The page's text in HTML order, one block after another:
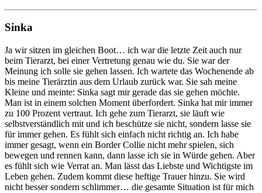
Sinka
Ja wir sitzen im gleichen Boot… ich war die letzte Zeit auch nur
beim Tierarzt, bei einer Vertretung genau wie du. Sie war der
Meinung ich solle sie gehen lassen. Ich wartete das Wochenende ab
bis meine Tierärztin aus dem Urlaub zurück war. Sie sah meine
Kleine und meinte: Sinka sagt mir gerade das sie gehen möchte.
Man ist in einem solchen Moment überfordert. Sinka hat mir immer
zu 100 Prozent vertraut. Ich gehe zum Tierarzt, sie läuft wie
selbstverständlich mit und ich beschütze sie nicht, sondern lasse sie
für immer gehen. Es fühlt sich einfach nicht richtig an. Ich habe
immer gesagt, wenn ein Border Collie nicht mehr spielen, sich
bewegen und rennen kann, dann lasse ich sie in Würde gehen. Aber
es fühlt sich wie Verrat an. Man lässt das Liebste und Wichtigste im
Leben gehen. Zudem kommt diese heftige Trauer hinzu. Sie wird
nicht besser sondern schlimmer… die gesamte Situation ist für mich